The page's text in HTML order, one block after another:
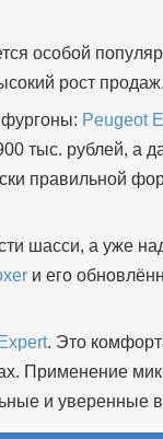
особой
рост продаж.
Peugeot
тыс. рублей, а
правильной
шасси, а уже
и его
. Это
Применение
и уверенные